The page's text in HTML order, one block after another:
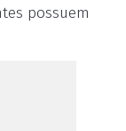
possuem